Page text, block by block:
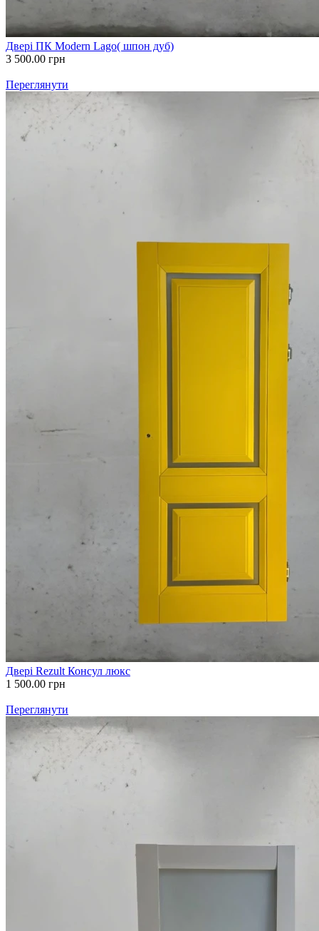
Двері ПК Modern Lago( шпон дуб)
3 500.00 грн
Переглянути
Двері Rezult Консул люкс
1 500.00 грн
Переглянути